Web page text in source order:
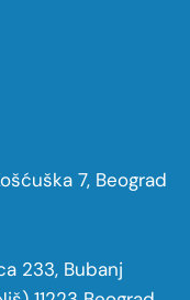
7, Beograd
233, Bubanj